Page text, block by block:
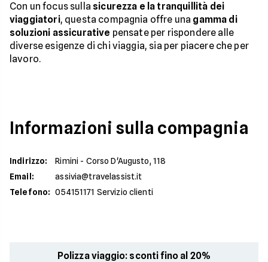
Con un focus sulla sicurezza e la tranquillità dei
viaggiatori, questa compagnia offre una gamma di
soluzioni assicurative pensate per rispondere alle
diverse esigenze di chi viaggia, sia per piacere che per
lavoro.
Informazioni sulla compagnia
Indirizzo:
Rimini - Corso D'Augusto, 118
Email :
assivia@travelassist.it
Telefono: 054151171 Servizio clienti
Polizza viaggio: sconti fino al 20%